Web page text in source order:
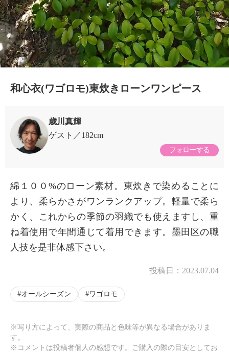
和心衣(ワゴロモ)東炊きローンワンピース
歳川真輝
ゲスト
182cm
フォローする
綿１００%のローン素材。東炊きで染めることに
より、柔らかさがワンランクアップ。軽量で柔ら
かく、これからの季節の羽織でも使えますし、重
ね着使用で年間通じて着用できます。墨田区の職
人技を是非体感下さい。
投稿日： 2023.07.04
オールシーズン ワゴロモ
※写り方によって、実際の商品と色味等が異なる場合がありま
す。
※コメントは投稿者個人の感想です。ご購入の際の目安としてお